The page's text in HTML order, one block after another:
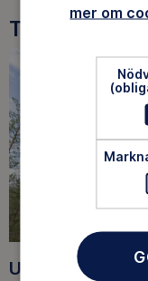
Tre goda
Upptäck nya
mer om